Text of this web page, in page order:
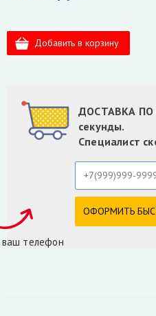
ДОСТАВКА ПО
секунды.
Специалист
телефон